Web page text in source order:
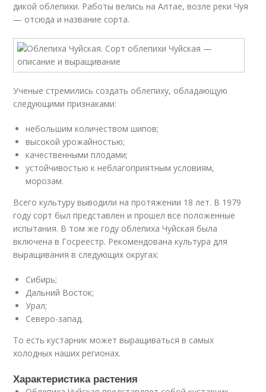
дикой облепихи. Работы велись на Алтае, возле реки Чуя
— отсюда и название сорта.
Ученые стремились создать облепиху, обладающую
следующими признаками:
небольшим количеством шипов;
высокой урожайностью;
качественными плодами;
устойчивостью к неблагоприятным условиям,
морозам.
Всего культуру выводили на протяжении 18 лет. В 1979
году сорт был представлен и прошел все положенные
испытания. В том же году облепиха Чуйская была
включена в Госреестр. Рекомендована культура для
выращивания в следующих округах:
Сибирь;
Дальний Восток;
Урал;
Северо-запад.
То есть кустарник может выращиваться в самых
холодных наших регионах.
Характеристика растения